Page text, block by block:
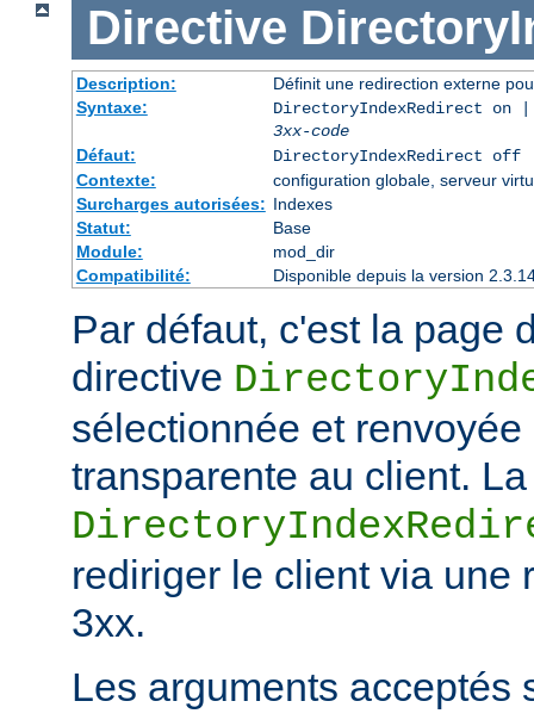
Directive
Description:
Définit une redirection externe
Syntaxe:
DirectoryIndexRedirect
3xx-code
Défaut:
DirectoryIndexRedirect off
Contexte:
configuration globale, serveur
Surcharges autorisées: Indexes
Statut:
Base
Module:
mod_dir
Compatibilité:
Disponible depuis la version
Par défaut, c'est la page
directive
sélectionnée et
transparente au client.
rediriger le client via une
3xx.
Les arguments acceptés